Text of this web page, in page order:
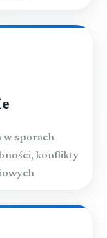
w sporach
konflikty